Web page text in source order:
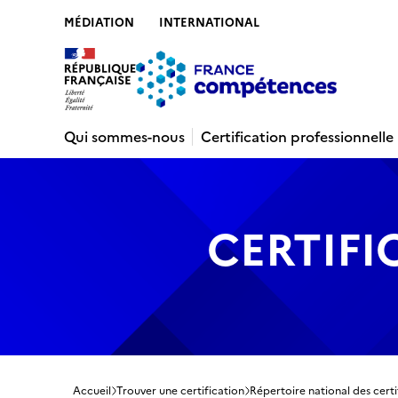
MÉDIATION INTERNATIONAL
Qui sommes-nous
Certification professionnelle
Accueil Trouver une certification Répertoire national des